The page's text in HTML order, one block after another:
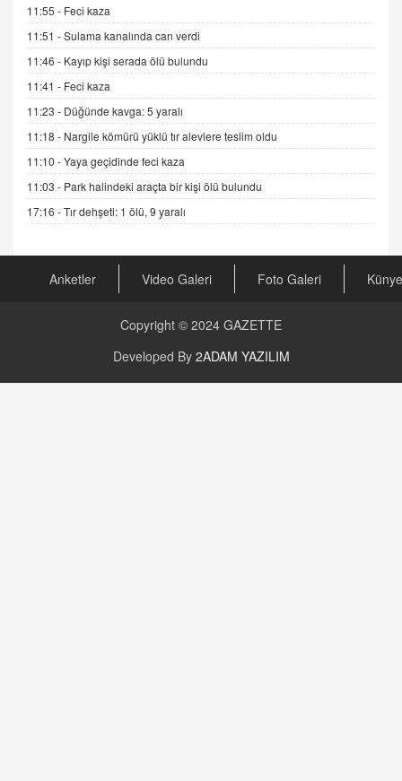
Gerçek Ne, Algı Ne? "Beraber Yürüyoruz"
Cümlesinin Peşinden
19.07.2025 12:45
GÖNÜL MENEKŞE
Şifacının Yolu
04.11.2025 12:56
AV. RÜMEYSA ÖZKALE
Kira Uyuşmazlıklarında Dava Açmadan Önce
Arabulucuya Başvuru Şartı
CAN UĞURATEŞ
Değişen yapısıyla Suriye
GÜNLÜK BURÇ YORUMU
11:55 - Feci kaza
11:51 -Sulama kanalında can verdi
11:46 - Kayıp kişi serada ölü bulundu
11:41 - Feci kaza
11:23 - Düğünde kavga: 5 yaralı
11:18 - Nargile kömürü yüklü tır alevlere teslim oldu
11:10 -Yaya geçidinde feci kaza
11:03 - Park halindeki araçta bir kişi ölü bulundu
17:16 -Tır dehşeti: 1 ölü, 9 yaralı
Anketler Video Galeri Foto Galeri Künye
Copyright © 2024 GAZETTE
Developed By 2ADAM YAZILIM